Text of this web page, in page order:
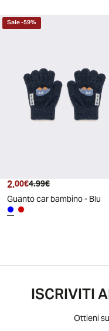
Sale-59%
Prezzo attuale
2.00€ Prezzo originale
4.99€
Guanto car bambino - Blu
ISCRIVITI
Ottieni